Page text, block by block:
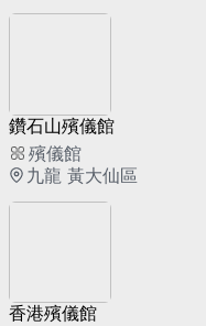
鑽石山殯儀館
殯儀館
九龍 黃大仙區
香港殯儀館